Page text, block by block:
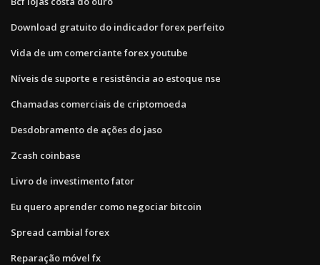
Download gratuito do indicador forex perfeito
Vida de um comerciante forex youtube
Níveis de suporte e resistência ao estoque nse
Chamadas comerciais de criptomoeda
Desdobramento de ações do jaso
Zcash coinbase
Livro de investimento fator
Eu quero aprender como negociar bitcoin
Spread cambial forex
Reparação móvel fx